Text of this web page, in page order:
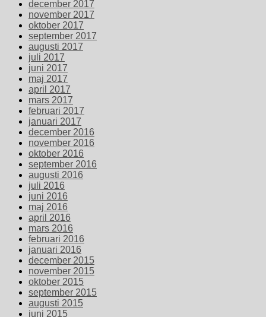
december 2017
november 2017
oktober 2017
september 2017
augusti 2017
juli 2017
juni 2017
maj 2017
april 2017
mars 2017
februari 2017
januari 2017
december 2016
november 2016
oktober 2016
september 2016
augusti 2016
juli 2016
juni 2016
maj 2016
april 2016
mars 2016
februari 2016
januari 2016
december 2015
november 2015
oktober 2015
september 2015
augusti 2015
juni 2015